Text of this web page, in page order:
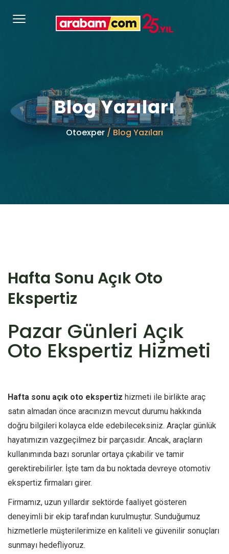
Blog Yazıları
Otoexper / Blog Yazıları
Hafta Sonu Açık Oto
Ekspertiz
Pazar Günleri Açık
Oto Ekspertiz Hizmeti
Hafta sonu açık oto ekspertiz hizmeti ile birlikte araç
satın almadan önce aracınızın mevcut durumu hakkında
doğru bilgileri kolayca elde edebileceksiniz. Araçlar günlük
hayatımızın vazgeçilmez bir parçasıdır. Ancak, araçların
kullanımında bazı sorunlar ortaya çıkabilir ve tamir
gerektirebilirler. İşte tam da bu noktada devreye otomotiv
ekspertiz firmaları girer.
Firmamız, uzun yıllardır sektörde faaliyet gösteren
deneyimli bir ekip tarafından kurulmuştur. Sunduğumuz
hizmetlerle müşterilerimize en kaliteli ve güvenilir sonuçları
sunmayı hedefliyoruz.